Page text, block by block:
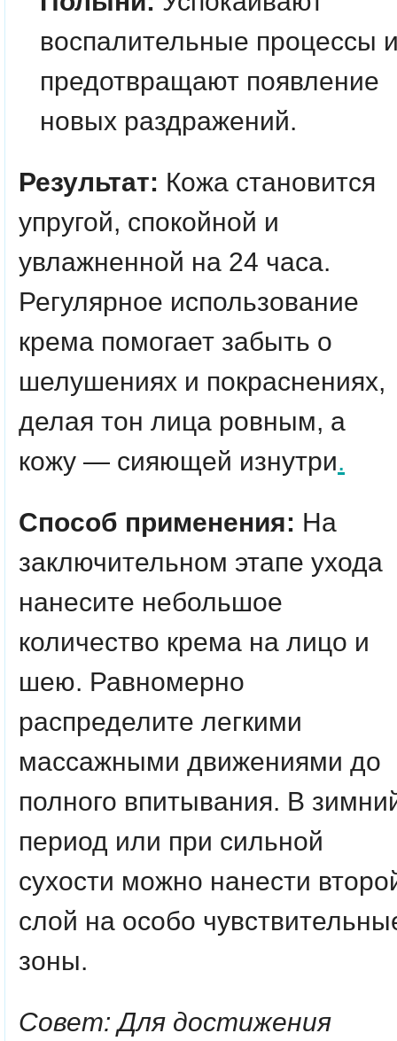
воспалительные процессы
предотвращают появление
новых раздражений.
Результат: Кожа становится
упругой, спокойной и
увлажненной на 24 часа.
Регулярное использование
крема помогает забыть о
шелушениях и покраснениях,
делая тон лица ровным, а
кожу — сияющей изнутри.
Способ применения: На
заключительном этапе ухода
нанесите небольшое
количество крема на лицо и
шею. Равномерно
распределите легкими
массажными движениями до
полного впитывания. В
период или при сильной
сухости можно нанести
слой на особо
зоны.
Совет: Для достижения